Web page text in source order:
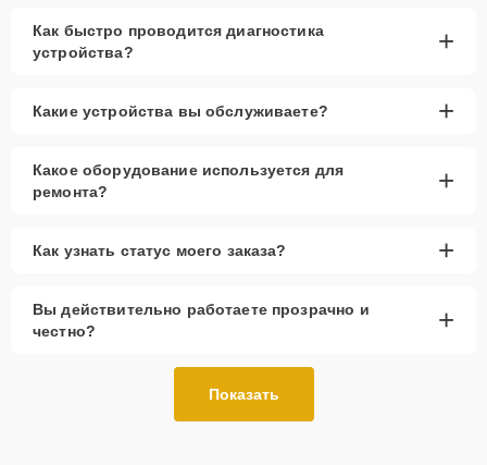
Как быстро проводится диагностика
устройства?
+
Какие устройства вы обслуживаете? +
Какое оборудование используется для
ремонта?
+
Как узнать статус моего заказа? +
Вы действительно работаете прозрачно и
честно?
+
Показать